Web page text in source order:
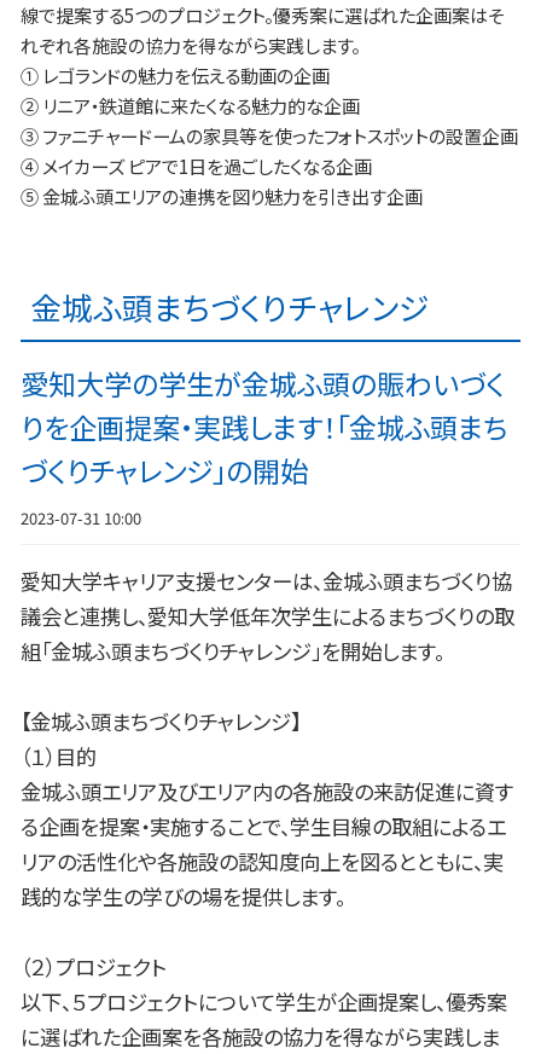
線で提案する5つのプロジェクト。優秀案に選ばれた企画案はそ
れぞれ各施設の協力を得ながら実践します。
① レゴランドの魅力を伝える動画の企画
② リニア・鉄道館に来たくなる魅力的な企画
③ ファニチャードームの家具等を使ったフォトスポットの設置企画
④ メイカーズ ピアで1日を過ごしたくなる企画
⑤ 金城ふ頭エリアの連携を図り魅力を引き出す企画
金城ふ頭まちづくりチャレンジ
愛知大学の学生が金城ふ頭の賑わいづく
りを企画提案・実践します！「金城ふ頭まち
づくりチャレンジ」の開始
2023-07-31 10:00
愛知大学キャリア支援センターは、金城ふ頭まちづくり協
議会と連携し、愛知大学低年次学生によるまちづくりの取
組「金城ふ頭まちづくりチャレンジ」を開始します。
【金城ふ頭まちづくりチャレンジ】
（１）目的
金城ふ頭エリア及びエリア内の各施設の来訪促進に資す
る企画を提案・実施することで、学生目線の取組によるエ
リアの活性化や各施設の認知度向上を図るとともに、実
践的な学生の学びの場を提供します。
（２）プロジェクト
以下、５プロジェクトについて学生が企画提案し、優秀案
に選ばれた企画案を各施設の協力を得ながら実践しま